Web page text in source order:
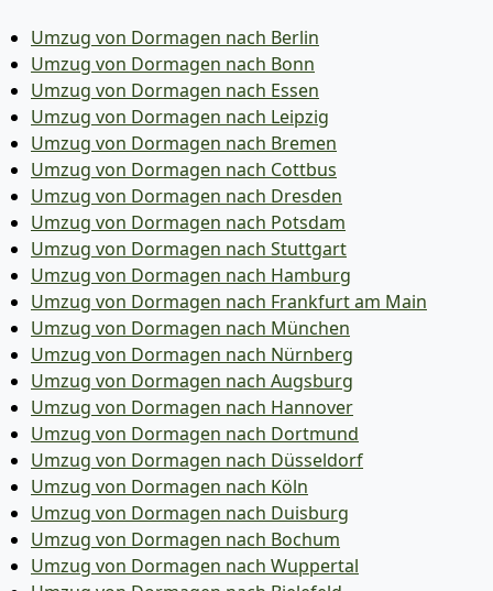
Umzug von Dormagen nach Berlin
Umzug von Dormagen nach Bonn
Umzug von Dormagen nach Essen
Umzug von Dormagen nach Leipzig
Umzug von Dormagen nach Bremen
Umzug von Dormagen nach Cottbus
Umzug von Dormagen nach Dresden
Umzug von Dormagen nach Potsdam
Umzug von Dormagen nach Stuttgart
Umzug von Dormagen nach Hamburg
Umzug von Dormagen nach Frankfurt am Main
Umzug von Dormagen nach München
Umzug von Dormagen nach Nürnberg
Umzug von Dormagen nach Augsburg
Umzug von Dormagen nach Hannover
Umzug von Dormagen nach Dortmund
Umzug von Dormagen nach Düsseldorf
Umzug von Dormagen nach Köln
Umzug von Dormagen nach Duisburg
Umzug von Dormagen nach Bochum
Umzug von Dormagen nach Wuppertal